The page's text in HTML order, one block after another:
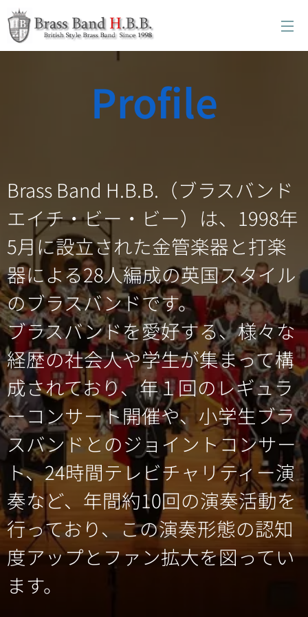
Profile
Brass Band H.B.B.（ブラスバンド
エイチ・ビー・ビー）は、1998年
5月に設立された金管楽器と打楽
器による28人編成の英国スタイル
のブラスバンドです。
ブラスバンドを愛好する、様々な
経歴の社会人や学生が集まって構
成されており、年１回のレギュラ
ーコンサート開催や、小学生ブラ
スバンドとのジョイントコンサー
ト、24時間テレビチャリティー演
奏など、年間約10回の演奏活動を
行っており、この演奏形態の認知
度アップとファン拡大を図ってい
ます。